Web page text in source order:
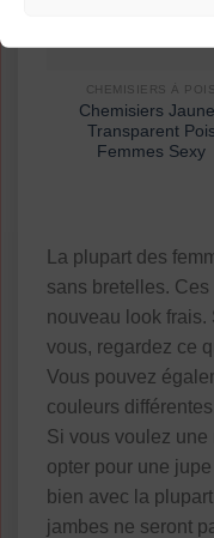
CHEMISIERS À POIS
Chemisiers
Transparent Pois
Femmes Sexy
La plupart des
sans bretelles. Ces
nouveau look
vous, regardez ce
Vous pouvez
couleurs
Si vous voulez une
opter pour une
bien avec la
jambes ne seront